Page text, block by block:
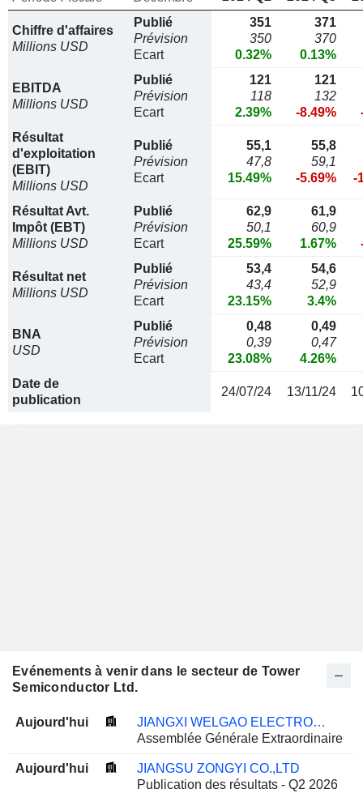
Chiffre d'affaires
Millions USD
Publié
Prévision
Ecart
351
350
0.32%
371
370
0.13%
EBITDA
Millions USD
Publié
Prévision
Ecart
121
118
2.39%
121
132
-8.49%
Résultat
d'exploitation
(EBIT)
Millions USD
Publié
Prévision
Ecart
55,1
47,8
15.49%
55,8
59,1
-5.69%
-
Résultat Avt.
Impôt (EBT)
Millions USD
Publié
Prévision
Ecart
62,9
50,1
25.59%
61,9
60,9
1.67%
Résultat net
Millions USD
Publié
Prévision
Ecart
53,4
43,4
23.15%
54,6
52,9
3.4%
BNA
USD
Publié
Prévision
Ecart
0,48
0,39
23.08%
0,49
0,47
4.26%
Date de
publication
24/07/24 13/11/24
Evénements à venir dans le secteur de Tower
Semiconductor Ltd.
Aujourd'hui
JIANGXI WELGAO ELECTRONICS CO., LTD.
Assemblée Générale Extraordinaire
Aujourd'hui
JIANGSU ZONGYI CO.,LTD
Publication des résultats - Q2 2026